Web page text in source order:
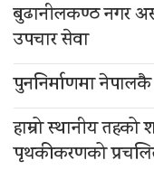
बुढानीलकण्ठ नगर
उपचार सेवा
पुननिर्माणमा
हाम्रो स्थानीय
पृथकीकरणको